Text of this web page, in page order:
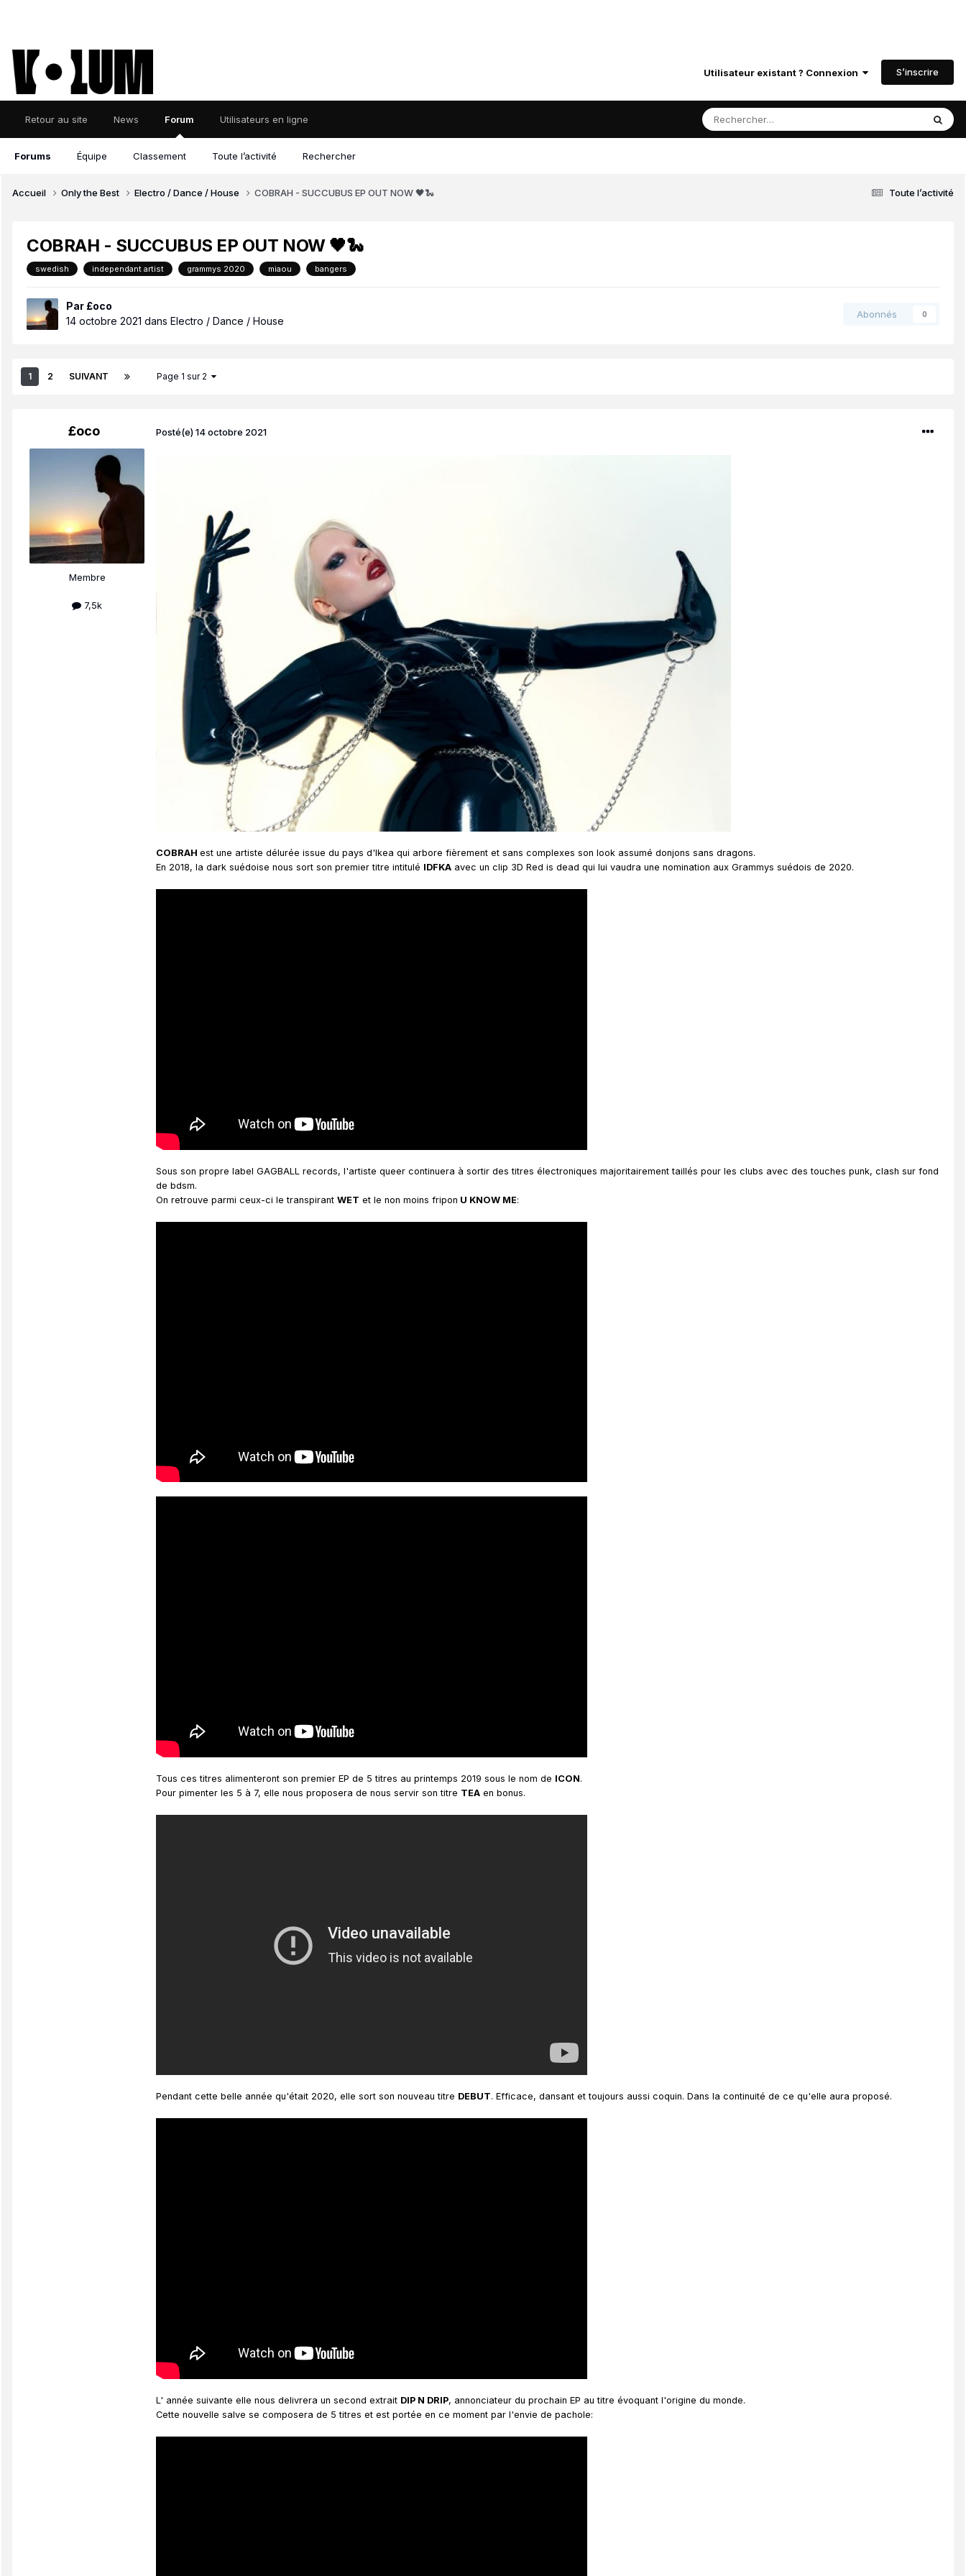
Utilisateur existant ? Connexion S’inscrire
Retour au site News Forum
Forums Équipe Classement Toute l’activité Rechercher
Utilisateurs en ligne
Toute l’activité
Accueil Only the Best Electro / Dance / House COBRAH - SUCCUBUS EP OUT NOW 🖤🐍
COBRAH - SUCCUBUS EP OUT NOW 🖤🐍
swedish independant artist grammys 2020 miaou bangers
Par £oco
14 octobre 2021 dans Electro / Dance / House
Abonnés 0
1 2 SUIVANT Page 1 sur 2
£oco
Membre
7,5k
Posté(e)14 octobre 2021
COBRAH est une artiste délurée issue du pays d'Ikea qui arbore fièrement et sans complexes son look assumé donjons sans dragons.
En 2018, la dark suédoise nous sort son premier titre intitulé IDFKA avec un clip 3D Red is dead qui lui vaudra une nomination aux Grammys suédois de 2020.
Sous son propre label GAGBALL records, l'artiste queer continuera à sortir des titres électroniques majoritairement taillés pour les clubs avec des touches punk, clash sur fond
de bdsm.
On retrouve parmi ceux-ci le transpirant WET et le non moins fripon U KNOW ME:
Tous ces titres alimenteront son premier EP de 5 titres au printemps 2019 sous le nom de ICON.
Pour pimenter les 5 à 7, elle nous proposera de nous servir son titre TEA en bonus.
Pendant cette belle année qu'était 2020, elle sort son nouveau titre DEBUT. Efficace, dansant et toujours aussi coquin. Dans la continuité de ce qu'elle aura proposé.
L' année suivante elle nous delivrera un second extrait DIP N DRIP, annonciateur du prochain EP au titre évoquant l'origine du monde.
Cette nouvelle salve se composera de 5 titres et est portée en ce moment par l'envie de pachole: